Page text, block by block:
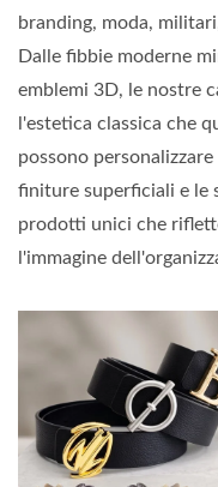
branding, moda,
Dalle fibbie moderne
emblemi 3D, le nostre
l'estetica classica che
possono
finiture superficiali e le
prodotti unici che
l'immagine